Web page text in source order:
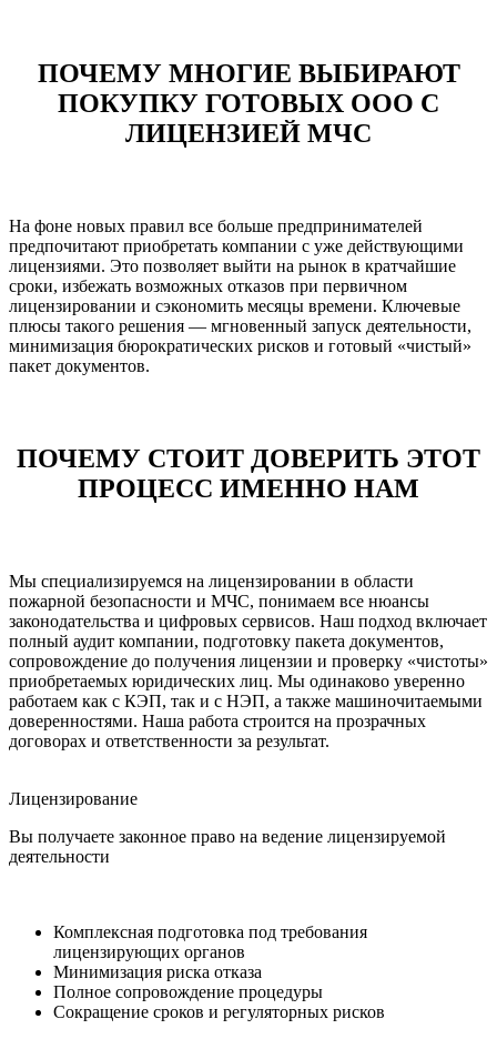
ПОЧЕМУ МНОГИЕ ВЫБИРАЮТ
ПОКУПКУ ГОТОВЫХ ООО С
ЛИЦЕНЗИЕЙ МЧС
На фоне новых правил все больше предпринимателей
предпочитают приобретать компании с уже действующими
лицензиями. Это позволяет выйти на рынок в кратчайшие
сроки, избежать возможных отказов при первичном
лицензировании и сэкономить месяцы времени. Ключевые
плюсы такого решения — мгновенный запуск деятельности,
минимизация бюрократических рисков и готовый «чистый»
пакет документов.
ПОЧЕМУ СТОИТ ДОВЕРИТЬ ЭТОТ
ПРОЦЕСС ИМЕННО НАМ
Мы специализируемся на лицензировании в области
пожарной безопасности и МЧС, понимаем все нюансы
законодательства и цифровых сервисов. Наш подход включает
полный аудит компании, подготовку пакета документов,
сопровождение до получения лицензии и проверку «чистоты»
приобретаемых юридических лиц. Мы одинаково уверенно
работаем как с КЭП, так и с НЭП, а также машиночитаемыми
доверенностями. Наша работа строится на прозрачных
договорах и ответственности за результат.
Лицензирование
Вы получаете законное право на ведение лицензируемой
деятельности
Комплексная подготовка под требования
лицензирующих органов
Минимизация риска отказа
Полное сопровождение процедуры
Сокращение сроков и регуляторных рисков